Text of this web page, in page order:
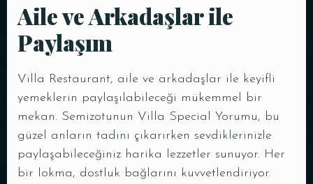
Aile ve Arkadaşlar ile
Paylaşım
Villa Restaurant, aile ve arkadaşlar ile keyifli
yemeklerin paylaşılabileceği mükemmel bir
mekan. Semizotunun Villa Special Yorumu, bu
güzel anların tadını çıkarırken sevdiklerinizle
paylaşabileceğiniz harika lezzetler sunuyor. Her
bir lokma, dostluk bağlarını kuvvetlendiriyor.